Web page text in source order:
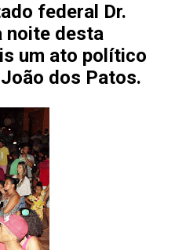
federal Dr.
noite desta
um ato político
dos Patos.